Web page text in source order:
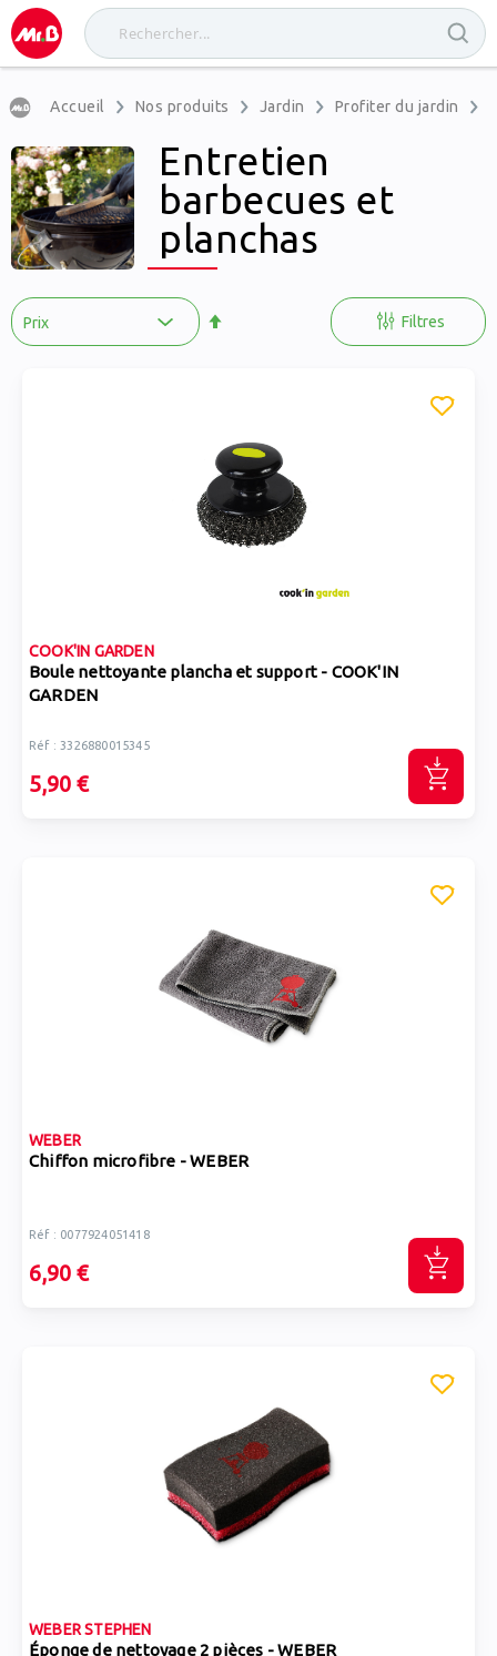
Accueil Nos produits Jardin Profiter du jardin
Entretien
barbecues et
planchas
Filtres
COOK'IN GARDEN
Boule nettoyante plancha et support - COOK'IN
GARDEN
Réf : 3326880015345
5,90 €
WEBER
Chiffon microfibre - WEBER
Réf : 0077924051418
6,90 €
WEBER STEPHEN
Éponge de nettoyage 2 pièces - WEBER